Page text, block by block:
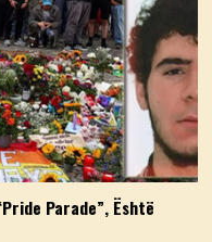
Parade”, Është